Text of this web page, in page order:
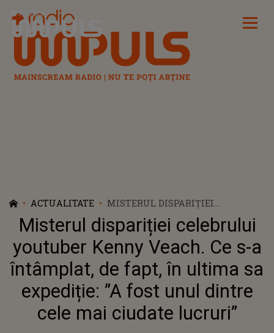
Radio Impuls
ACTUALITATE
MISTERUL DISPARIȚIEI
CELEBRULUI YOUTUBER KENNY
VEACH. CE S-A ÎNTÂMPLAT, DE
FAPT, ÎN ULTIMA SA EXPEDIȚIE: ”A
FOST UNUL DINTRE CELE MAI
CIUDATE LUCRURI”
Misterul dispariției celebrului
youtuber Kenny Veach. Ce s-a
întâmplat, de fapt, în ultima sa
expediție: ”A fost unul dintre
cele mai ciudate lucruri”